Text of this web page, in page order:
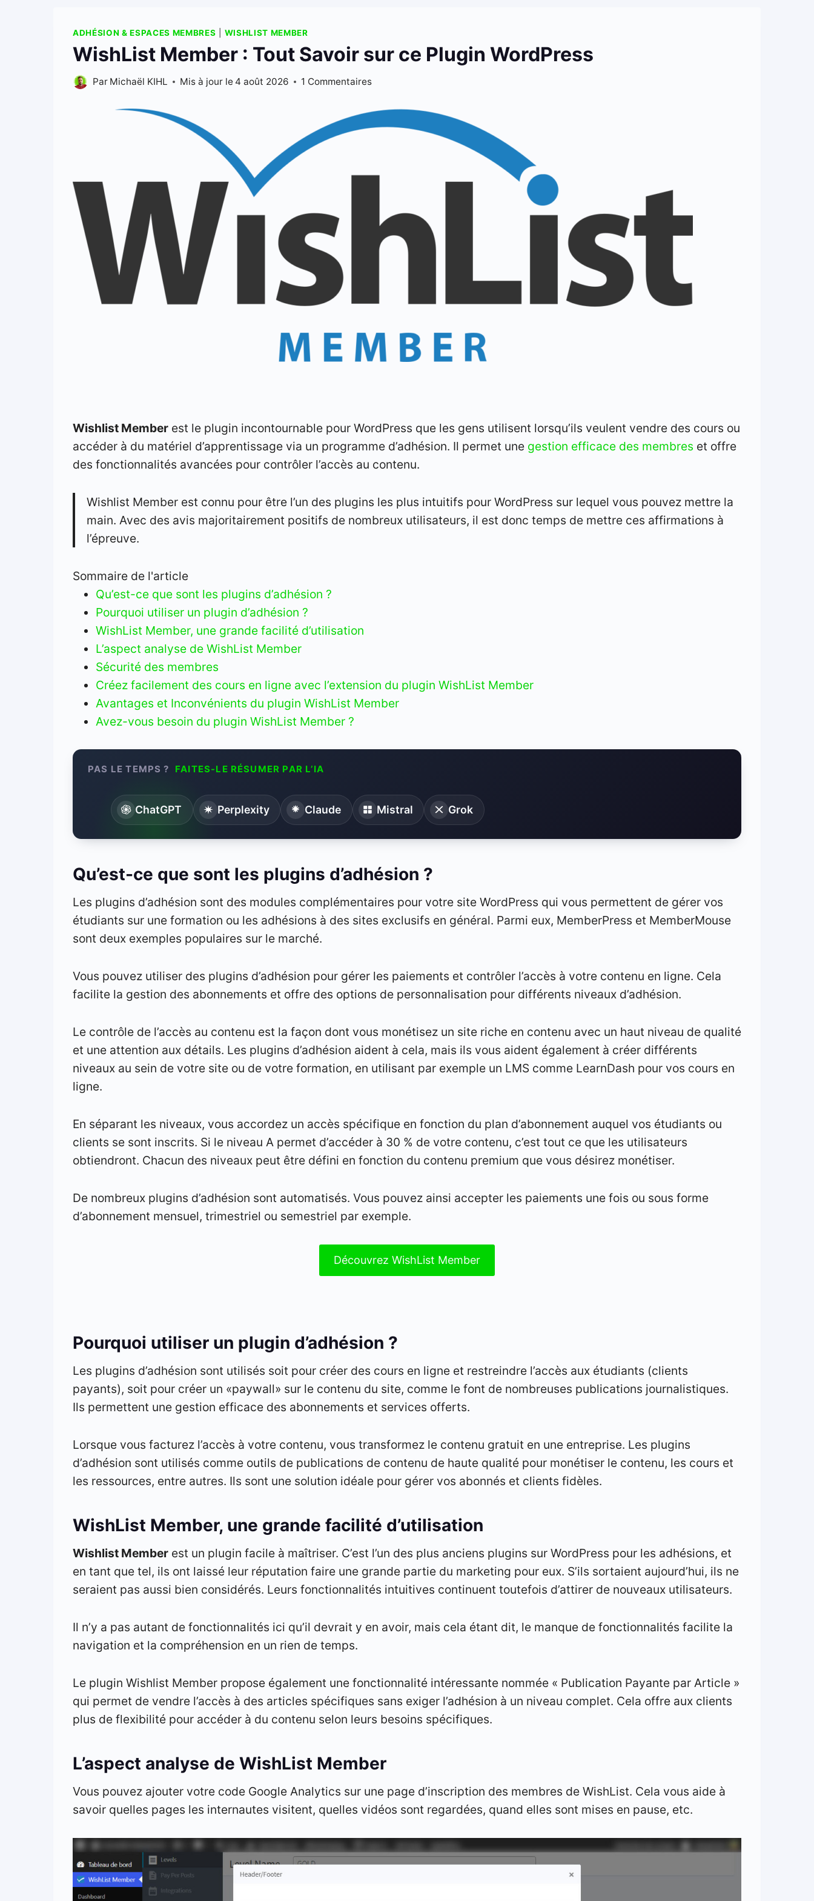
ADHÉSION & ESPACES MEMBRES WISHLIST MEMBER
WishList Member : Tout Savoir sur ce Plugin WordPress
Par Michaël KIHL Mis à jour le 4 août 2026 1 Commentaires
Wishlist Member est le plugin incontournable pour WordPress que les gens utilisent lorsqu’ils veulent vendre des cours ou
accéder à du matériel d’apprentissage via un programme d’adhésion. Il permet une gestion efficace des membres et offre
des fonctionnalités avancées pour contrôler l’accès au contenu.
Wishlist Member est connu pour être l’un des plugins les plus intuitifs pour WordPress sur lequel vous pouvez mettre la
main. Avec des avis majoritairement positifs de nombreux utilisateurs, il est donc temps de mettre ces affirmations à
l’épreuve.
Sommaire de l'article
Qu’est-ce que sont les plugins d’adhésion ?
Pourquoi utiliser un plugin d’adhésion ?
WishList Member, une grande facilité d’utilisation
L’aspect analyse de WishList Member
Sécurité des membres
Créez facilement des cours en ligne avec l’extension du plugin WishList Member
Avantages et Inconvénients du plugin WishList Member
Avez-vous besoin du plugin WishList Member ?
PAS LE TEMPS ? FAITES-LE RÉSUMER PAR L’IA
ChatGPT Perplexity Claude Mistral Grok
Qu’est-ce que sont les plugins d’adhésion ?
Les plugins d’adhésion sont des modules complémentaires pour votre site WordPress qui vous permettent de gérer vos
étudiants sur une formation ou les adhésions à des sites exclusifs en général. Parmi eux, MemberPress et MemberMouse
sont deux exemples populaires sur le marché.
Vous pouvez utiliser des plugins d’adhésion pour gérer les paiements et contrôler l’accès à votre contenu en ligne. Cela
facilite la gestion des abonnements et offre des options de personnalisation pour différents niveaux d’adhésion.
Le contrôle de l’accès au contenu est la façon dont vous monétisez un site riche en contenu avec un haut niveau de qualité
et une attention aux détails. Les plugins d’adhésion aident à cela, mais ils vous aident également à créer différents
niveaux au sein de votre site ou de votre formation, en utilisant par exemple un LMS comme LearnDash pour vos cours en
ligne.
En séparant les niveaux, vous accordez un accès spécifique en fonction du plan d’abonnement auquel vos étudiants ou
clients se sont inscrits. Si le niveau A permet d’accéder à 30 % de votre contenu, c’est tout ce que les utilisateurs
obtiendront. Chacun des niveaux peut être défini en fonction du contenu premium que vous désirez monétiser.
De nombreux plugins d’adhésion sont automatisés. Vous pouvez ainsi accepter les paiements une fois ou sous forme
d’abonnement mensuel, trimestriel ou semestriel par exemple.
Découvrez WishList Member
Pourquoi utiliser un plugin d’adhésion ?
Les plugins d’adhésion sont utilisés soit pour créer des cours en ligne et restreindre l’accès aux étudiants (clients
payants), soit pour créer un «paywall» sur le contenu du site, comme le font de nombreuses publications journalistiques.
Ils permettent une gestion efficace des abonnements et services offerts.
Lorsque vous facturez l’accès à votre contenu, vous transformez le contenu gratuit en une entreprise. Les plugins
d’adhésion sont utilisés comme outils de publications de contenu de haute qualité pour monétiser le contenu, les cours et
les ressources, entre autres. Ils sont une solution idéale pour gérer vos abonnés et clients fidèles.
WishList Member, une grande facilité d’utilisation
Wishlist Member est un plugin facile à maîtriser. C’est l’un des plus anciens plugins sur WordPress pour les adhésions, et
en tant que tel, ils ont laissé leur réputation faire une grande partie du marketing pour eux. S’ils sortaient aujourd’hui, ils ne
seraient pas aussi bien considérés. Leurs fonctionnalités intuitives continuent toutefois d’attirer de nouveaux utilisateurs.
Il n’y a pas autant de fonctionnalités ici qu’il devrait y en avoir, mais cela étant dit, le manque de fonctionnalités facilite la
navigation et la compréhension en un rien de temps.
Le plugin Wishlist Member propose également une fonctionnalité intéressante nommée « Publication Payante par Article »
qui permet de vendre l’accès à des articles spécifiques sans exiger l’adhésion à un niveau complet. Cela offre aux clients
plus de flexibilité pour accéder à du contenu selon leurs besoins spécifiques.
L’aspect analyse de WishList Member
Vous pouvez ajouter votre code Google Analytics sur une page d’inscription des membres de WishList. Cela vous aide à
savoir quelles pages les internautes visitent, quelles vidéos sont regardées, quand elles sont mises en pause, etc.